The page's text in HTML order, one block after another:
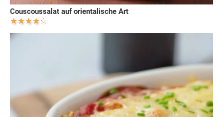
Couscoussalat auf orientalische Art